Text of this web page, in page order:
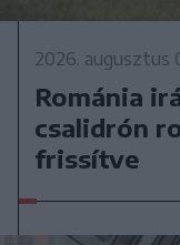
2026. augusztus
Románia
csalidrón
frissítve